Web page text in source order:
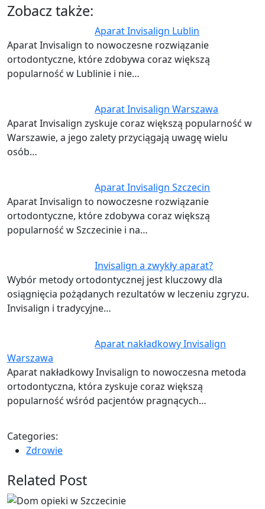
Zobacz także:
Aparat Invisalign Lublin
Aparat Invisalign to nowoczesne rozwiązanie
ortodontyczne, które zdobywa coraz większą
popularność w Lublinie i nie…
Aparat Invisalign Warszawa
Aparat Invisalign zyskuje coraz większą popularność w
Warszawie, a jego zalety przyciągają uwagę wielu
osób…
Aparat Invisalign Szczecin
Aparat Invisalign to nowoczesne rozwiązanie
ortodontyczne, które zdobywa coraz większą
popularność w Szczecinie i na…
Invisalign a zwykły aparat?
Wybór metody ortodontycznej jest kluczowy dla
osiągnięcia pożądanych rezultatów w leczeniu zgryzu.
Invisalign i tradycyjne…
Aparat nakładkowy Invisalign
Warszawa
Aparat nakładkowy Invisalign to nowoczesna metoda
ortodontyczna, która zyskuje coraz większą
popularność wśród pacjentów pragnących…
Categories:
Zdrowie
Related Post